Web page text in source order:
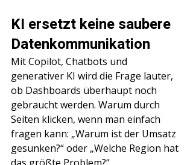
KI ersetzt keine saubere
Datenkommunikation
Mit Copilot, Chatbots und
generativer KI wird die Frage lauter,
ob Dashboards überhaupt noch
gebraucht werden. Warum durch
Seiten klicken, wenn man einfach
fragen kann: „Warum ist der Umsatz
gesunken?“ oder „Welche Region hat
das größte Problem?“